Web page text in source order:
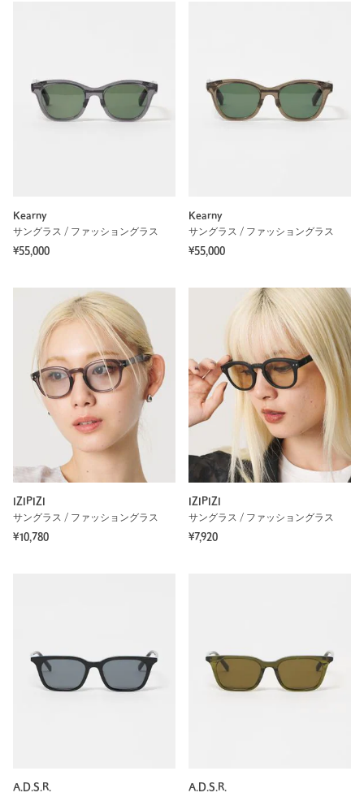
Kearny
サングラス / ファッショングラス
¥55,000
Kearny
サングラス / ファッショングラス
¥55,000
IZIPIZI
サングラス / ファッショングラス
¥10,780
IZIPIZI
サングラス / ファッショングラス
¥7,920
A.D.S.R.
A.D.S.R.